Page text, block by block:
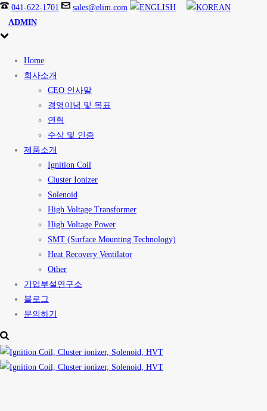
041-622-1701
sales@elim.com
ADMIN
Home
회사소개
CEO 인사말
경영이념 및 목표
연혁
수상 및 인증
제품소개
Ignition Coil
Cluster Ionizer
Solenoid
High Voltage Transformer
High Voltage Power
SMT (Surface Mounting Technology)
Heat Recovery Ventilator
Other
기업부설연구소
블로그
문의하기